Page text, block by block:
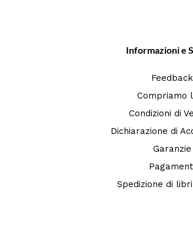
Informazioni e
Feedback
Compriamo
Condizioni di
Dichiarazione di
Garanzie
Spedizione di